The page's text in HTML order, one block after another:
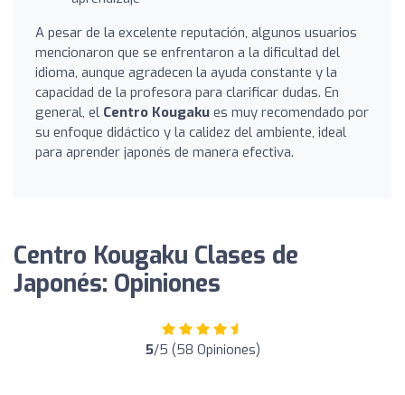
A pesar de la excelente reputación, algunos usuarios
mencionaron que se enfrentaron a la dificultad del
idioma, aunque agradecen la ayuda constante y la
capacidad de la profesora para clarificar dudas. En
general, el Centro Kougaku es muy recomendado por
su enfoque didáctico y la calidez del ambiente, ideal
para aprender japonés de manera efectiva.
Centro Kougaku Clases de
Japonés: Opiniones
5/5 (58 Opiniones)